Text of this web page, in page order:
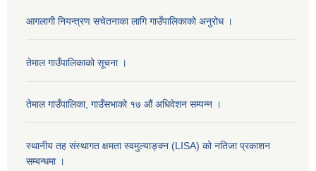
आगलागी नियन्त्रण सचेतनाका लागि गाउँपालिकाको अनुरोध ।
तेमाल गाउँपालिकाको सूचना ।
तेमाल गाउँपालिका, गाउँसभाको १७ ‌औं अधिवेशन सम्पन्न ।
स्थानीय तह संस्थागत क्षमता स्वमुल्याङ्क्न (LISA) को नतिजा प्रकाशन
सम्बन्धमा ।